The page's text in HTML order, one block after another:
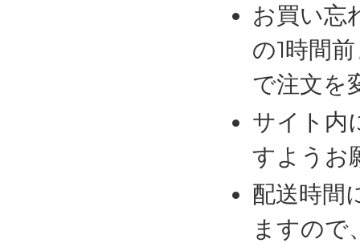
お買い忘
の1時間
で注文を
サイト内
すようお
配送時間
ますので